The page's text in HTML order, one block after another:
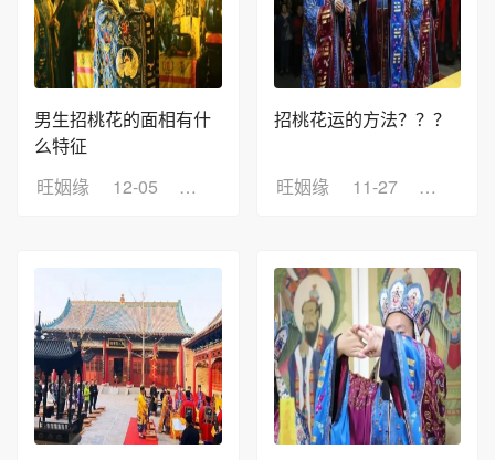
男生招桃花的面相有什
么特征
旺姻缘
12-05 浏览：7
招桃花运的方法？？？
旺姻缘 11-27 浏览：2